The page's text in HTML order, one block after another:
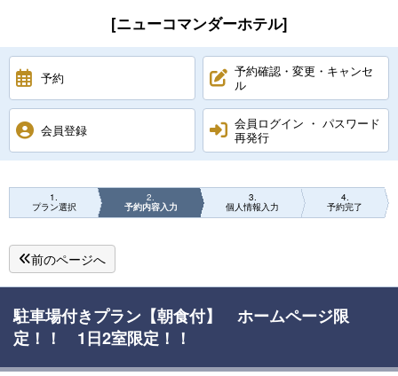
[ニューコマンダーホテル]
予約
予約確認・変更・キャンセ
ル
会員登録
会員ログイン ・ パスワード
再発行
1
プラン選択
2
予約内容入力
3
個人情報入力
4
予約完了
前のページへ
駐車場付きプラン【朝食付】 ホームページ限
定！！ 1日2室限定！！